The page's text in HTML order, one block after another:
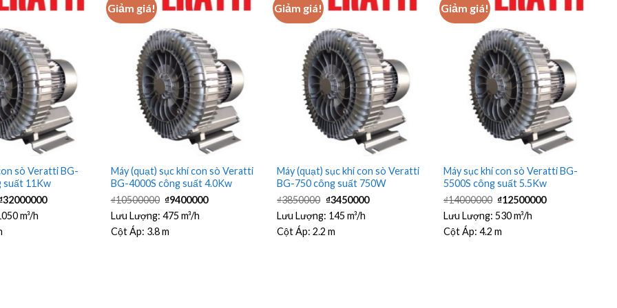
sò Veratti BG-
suất 11Kw
32000000Giá
hiện
m³/h
Giảm giá!
Máy (quạt) sục khí con sò Veratti
BG-4000S công suất 4.0Kw
₫10500000 Giá
gốc
là:
₫9400000Giá
hiện
Lưu Lượng: 475 m³/h
Cột Áp: 3.8 m
Giảm giá!
Máy (quạt) sục khí con sò Veratti
BG-750 công suất 750W
₫3850000 Giá
gốc
là:
₫3450000Giá
hiện
Lưu Lượng: 145 m³/h
Cột Áp:2.2 m
Giảm giá!
Máy sục khí con sò Veratti BG-
5500S công suất 5.5Kw
₫14000000 Giá
gốc
là:
₫12500000Giá
hiện
Lưu Lượng:530 m³/h
Cột Áp:4.2 m